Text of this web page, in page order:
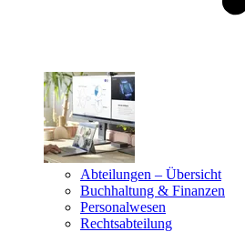
Abteilungen – Übersicht
Buchhaltung & Finanzen
Personalwesen
Rechtsabteilung